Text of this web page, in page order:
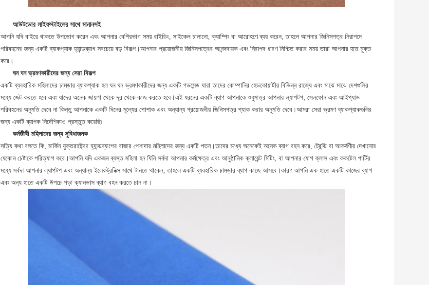
জমা দিন
আউটডোর লাইফস্টাইলের সাথে মানানসই
আপনি যদি বাইরে থাকতে উপভোগ করেন এবং আপনার বেশিরভাগ সময় রাইডিং, সাইকেল চালানো, ক্যাম্পিং বা আরোহণে ব্যয় করেন, তাহলে আপনার জিনিসপত্র নিরাপদে
পরিবহনের জন্য একটি ব্যাকপ্যাক হ্যান্ডব্যাগ সবচেয়ে বড় বিকল্প।আপনার প্রয়োজনীয় জিনিসপত্রের আনন্দদায়ক এবং নিরাপদ ধারণ নিশ্চিত করার সময় তারা আপনার হাত মুক্ত
করে।
ঘন ঘন ভ্রমণকারীদের জন্য সেরা বিকল্প
একটি ব্যবহারিক মহিলাদের চামড়ার ব্যাকপ্যাক হল ঘন ঘন ভ্রমণকারীদের জন্য একটি গডসেন্ড যারা তাদের কোম্পানির হেডকোয়ার্টার বিভিন্ন রাজ্যে এবং মাঝে মাঝে দেশগুলির
মধ্যে জেট করতে হবে এবং যাদের অনেক জায়গা থেকে দূর থেকে কাজ করতে হবে।এই ধরনের একটি ব্যাগ আপনাকে শুধুমাত্র আপনার ল্যাপটপ, সেলফোন এবং আইপ্যাড
পরিবহনের অনুমতি দেবে না কিন্তু আপনাকে একটি দিনের মূল্যের পোশাক এবং অন্যান্য প্রয়োজনীয় জিনিসপত্র প্যাক করার অনুমতি দেবে।আমরা সেরা ভ্রমণ ব্যাকপ্যাকগুলির
জন্য একটি ব্যাপক নির্দেশিকাও প্রস্তুত করেছি৷
কর্মজীবী ​​মহিলাদের জন্য সুবিধাজনক
সত্যি কথা বলতে কি, মার্কিন যুক্তরাষ্ট্রের হ্যান্ডব্যাগের বাজার পেশাদার মহিলাদের জন্য একটি পতন।তাদের মধ্যে অনেকেই অনেক ব্যাগ বহন করে, ট্রেন্ডি বা আকর্ষণীয় দেখানোর
যেকোন চেষ্টাকে পরিত্যাগ করে।আপনি যদি একজন ব্যস্ত মহিলা হন যিনি সর্বদা আপনার কর্মক্ষেত্র এবং আনুষ্ঠানিক ক্লায়েন্ট মিটিং, বা আপনার যোগ ক্লাস এবং ককটেল পার্টির
মধ্যে সর্বদা আপনার ল্যাপটপ এবং অন্যান্য ইলেকট্রনিক্স সাথে টানতে থাকেন, তাহলে একটি ব্যবহারিক চামড়ার ব্যাগ কাজে আসবে।কারণ আপনি এক হাতে একটি কাজের ব্যাগ
এবং অন্য হাতে একটি উপচে পড়া ক্যানভাস ব্যাগ বহন করতে চান না।